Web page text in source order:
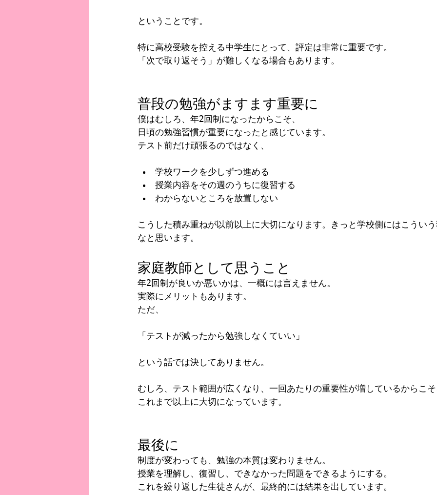
ということです。
特に高校受験を控える中学生にとって、評定は非常に重要です。
「次で取り返そう」が難しくなる場合もあります。
普段の勉強がますます重要に
僕はむしろ、年2回制になったからこそ、
日頃の勉強習慣が重要になったと感じています。
テスト前だけ頑張るのではなく、
学校ワークを少しずつ進める
授業内容をその週のうちに復習する
わからないところを放置しない
こうした積み重ねが以前以上に大切になります。きっと学校側にはこうい
なと思います。
家庭教師として思うこと
年2回制が良いか悪いかは、一概には言えません。
実際にメリットもあります。
ただ、
「テストが減ったから勉強しなくていい」
という話では決してありません。
むしろ、テスト範囲が広くなり、一回あたりの重要性が増しているからこ
これまで以上に大切になっています。
最後に
制度が変わっても、勉強の本質は変わりません。
授業を理解し、復習し、できなかった問題をできるようにする。
これを繰り返した生徒さんが、最終的には結果を出しています。